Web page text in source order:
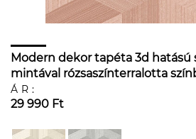
Modern dekor tapéta 3d hatású
mintával rózsaszínterralotta
ÁR:
29 990 Ft